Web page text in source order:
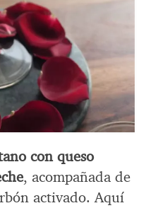
con queso
, acompañada de
activado. Aquí